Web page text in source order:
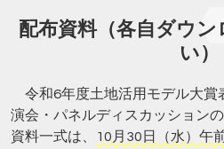
配布資料（各自ダウ
い）
令和6年度土地活用モデル大賞
演会・パネルディスカッション
資料一式は、
10月30日（水）午